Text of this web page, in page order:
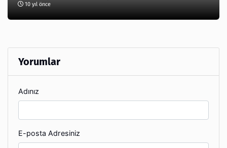
10 yıl önce
Yorumlar
Adınız
E-posta Adresiniz